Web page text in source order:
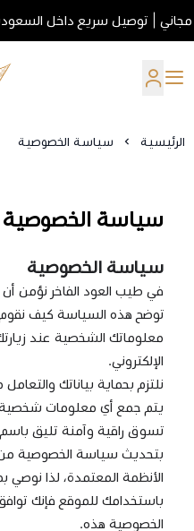
الرئيسية سياسة الخصوصية
سياسة الخصوصية
سياسة الخصوصية
في طيب العود الفاخر نؤمن
توضح هذه السياسة كيف
معلوماتك الشخصية عند
الإلكتروني.
نلتزم بحماية بياناتك
يتم جمع أي معلومات شخصية
تسوق راقية وآمنة تليق
بتحديث سياسة الخصوصية من
الأنظمة المعتمدة، لذا نوصي
باستخدامك للموقع فإنك
الخصوصية هذه.